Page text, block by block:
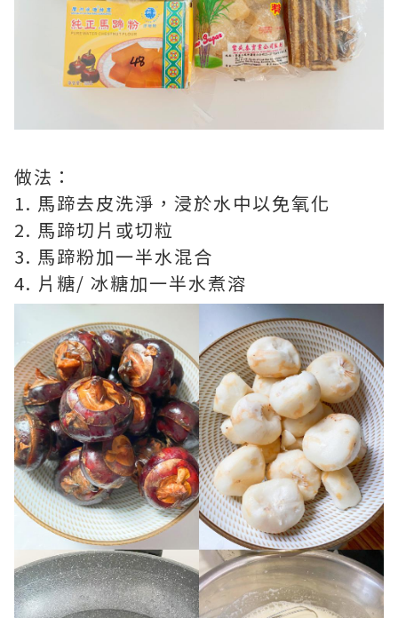
做法：
1. 馬蹄去皮洗淨，浸於水中以免氧化
2. 馬蹄切片或切粒
3. 馬蹄粉加一半水混合
4. 片糖/ 冰糖加一半水煮溶